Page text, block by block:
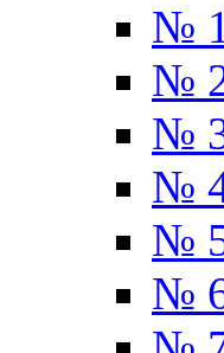
№
№
№
№
№
№